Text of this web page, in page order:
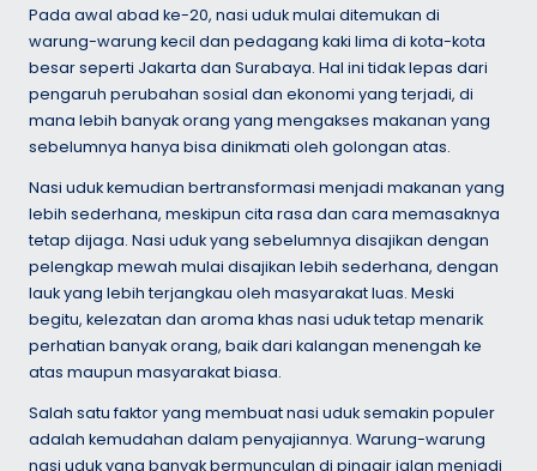
Pada awal abad ke-20, nasi uduk mulai ditemukan di
warung-warung kecil dan pedagang kaki lima di kota-kota
besar seperti Jakarta dan Surabaya. Hal ini tidak lepas dari
pengaruh perubahan sosial dan ekonomi yang terjadi, di
mana lebih banyak orang yang mengakses makanan yang
sebelumnya hanya bisa dinikmati oleh golongan atas.
Nasi uduk kemudian bertransformasi menjadi makanan yang
lebih sederhana, meskipun cita rasa dan cara memasaknya
tetap dijaga. Nasi uduk yang sebelumnya disajikan dengan
pelengkap mewah mulai disajikan lebih sederhana, dengan
lauk yang lebih terjangkau oleh masyarakat luas. Meski
begitu, kelezatan dan aroma khas nasi uduk tetap menarik
perhatian banyak orang, baik dari kalangan menengah ke
atas maupun masyarakat biasa.
Salah satu faktor yang membuat nasi uduk semakin populer
adalah kemudahan dalam penyajiannya. Warung-warung
nasi uduk yang banyak bermunculan di pinggir jalan menjadi